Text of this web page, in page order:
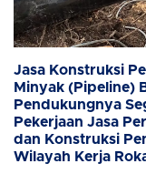
Jasa Konstruksi
Minyak (Pipeline)
Pendukungnya
Pekerjaan Jasa
dan Konstruksi
Wilayah Kerja